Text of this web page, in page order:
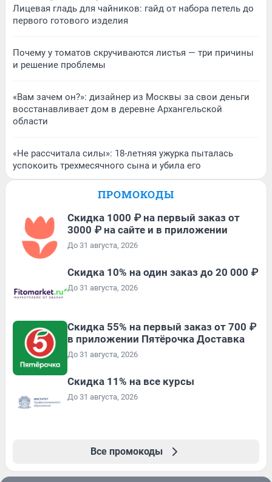
Лицевая гладь для чайников: гайд от набора петель до
первого готового изделия
Почему у томатов скручиваются листья — три причины
и решение проблемы
«Вам зачем он?»: дизайнер из Москвы за свои деньги
восстанавливает дом в деревне Архангельской
области
«Не рассчитала силы»: 18-летняя ужурка пыталась
успокоить трехмесячного сына и убила его
ПРОМОКОДЫ
Скидка 1000 ₽ на первый заказ от
3000 ₽ на сайте и в приложении
До 31 августа, 2026
Скидка 10% на один заказ до 20 000 ₽
До 31 августа, 2026
Скидка 55% на первый заказ от 700 ₽
в приложении Пятёрочка Доставка
До 31 августа, 2026
Скидка 11% на все курсы
До 31 августа, 2026
Все промокоды